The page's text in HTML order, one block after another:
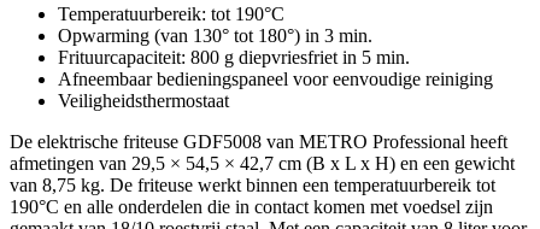
Temperatuurbereik: tot 190°C
Opwarming (van 130° tot 180°) in 3 min.
Frituurcapaciteit: 800 g diepvriesfriet in 5 min.
Afneembaar bedieningspaneel voor eenvoudige reiniging
Veiligheidsthermostaat
De elektrische friteuse GDF5008 van METRO Professional heeft
afmetingen van 29,5 × 54,5 × 42,7 cm (B x L x H) en een gewicht
van 8,75 kg. De friteuse werkt binnen een temperatuurbereik tot
190°C en alle onderdelen die in contact komen met voedsel zijn